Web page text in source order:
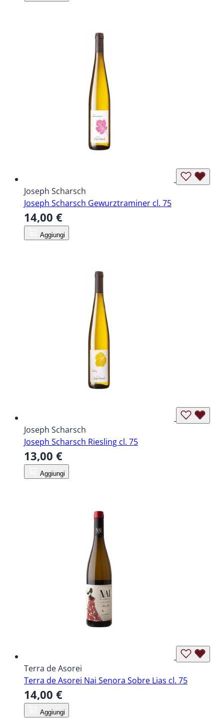
Joseph Scharsch
Joseph Scharsch Gewurztraminer cl. 75
14,00 €
Aggiungi
Joseph Scharsch
Joseph Scharsch Riesling cl. 75
13,00 €
Aggiungi
Terra de Asorei
Terra de Asorei Nai Senora Sobre Lias cl. 75
14,00 €
Aggiungi